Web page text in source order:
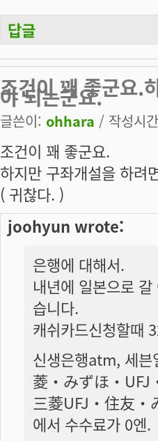
답글
조건이 꽤 좋군요.
야 되는군요.
글쓴이: ohhara / 작성시
조건이 꽤 좋군요.
하지만 구좌개설을 하려
( 귀찮다. )
joohyun wrote:
은행에 대해서.
내년에 일본으로
습니다.
캐쉬카드신청할때
신생은행atm, 세
菱・みずほ・
三菱UFJ・住友
에서 수수료가 0엔.